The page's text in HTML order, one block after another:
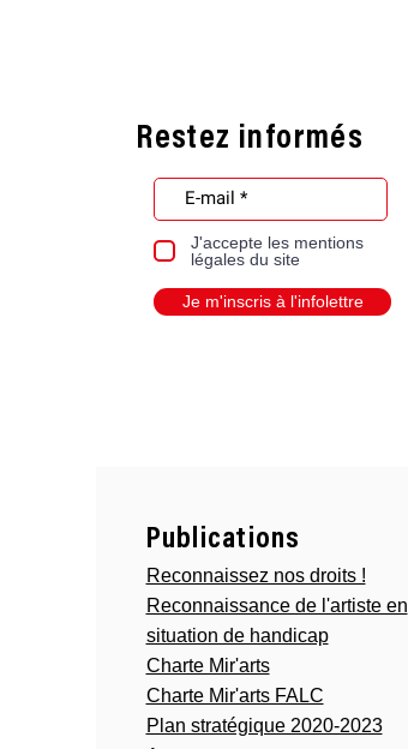
Restez informés
J'accepte les mentions
légales du site
Je m'inscris à l'infolettre
Publications
Reconnaissez nos droits !
Reconnaissance de l'artiste en
situation de handicap
Charte Mir'arts
Charte Mir'arts FALC
Plan stratégique 2020-2023